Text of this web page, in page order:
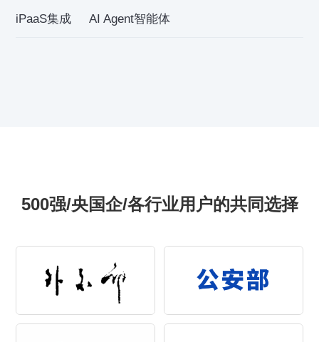
iPaaS集成
AI Agent智能体
500强/央国企/各行业用户的共同选择